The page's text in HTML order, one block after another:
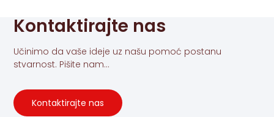
Kontaktirajte nas
Učinimo da vaše ideje uz našu pomoć postanu
stvarnost. Pišite nam...
Kontaktirajte nas